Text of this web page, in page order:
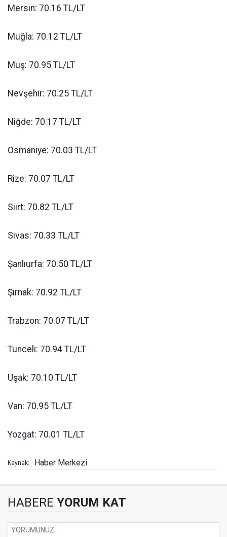
Mersin: 70.16 TL/LT
Muğla: 70.12 TL/LT
Muş: 70.95 TL/LT
Nevşehir: 70.25 TL/LT
Niğde: 70.17 TL/LT
Osmaniye: 70.03 TL/LT
Rize: 70.07 TL/LT
Siirt: 70.82 TL/LT
Sivas: 70.33 TL/LT
Şanlıurfa: 70.50 TL/LT
Şırnak: 70.92 TL/LT
Trabzon: 70.07 TL/LT
Tunceli: 70.94 TL/LT
Uşak: 70.10 TL/LT
Van: 70.95 TL/LT
Yozgat: 70.01 TL/LT
Kaynak: Haber Merkezi
HABERE YORUM KAT